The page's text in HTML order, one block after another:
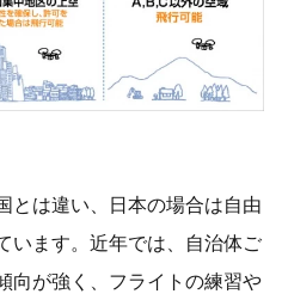
とは違い、日本の場合は自由
います。近年では、自治体ご
向が強く、フライトの練習や